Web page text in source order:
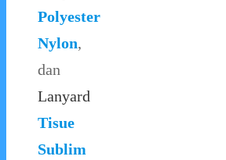
Polyester
Nylon,
dan
Lanyard
Tisue
Sublim